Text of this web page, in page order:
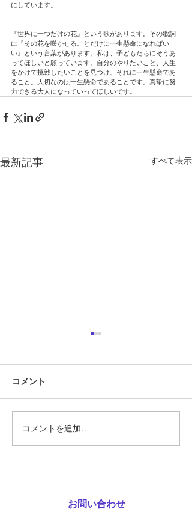
にしています。
『世界に一つだけの花』という歌があります。その歌詞
に『その花を咲かせることだけに一生懸命になればい
い』という言葉があります。私は、子どもたちにそうあ
ってほしいと願っています。自分のやりたいこと、人生
をかけて挑戦したいことを見つけ、それに一生懸命であ
ること。大切なのは一生懸命であることです。真摯に努
力できる大人になっていってほしいです。
最新記事 すべて表示
勝負の夏
コメント
コメントを追加…
お問い合わせ